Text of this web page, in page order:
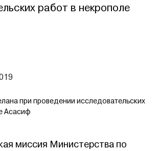
работ в некрополе
при проведении исследовательских
Асасиф
миссия Министерства по